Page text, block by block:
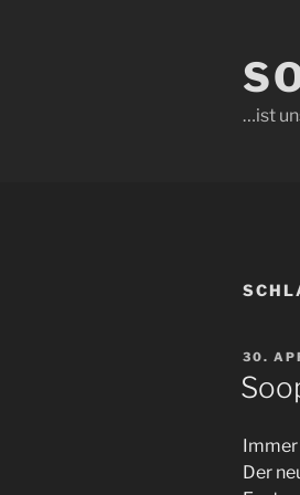
…ist
AM
30.
Immer
Der